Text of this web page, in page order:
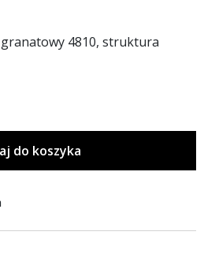
4810, struktura
do koszyka